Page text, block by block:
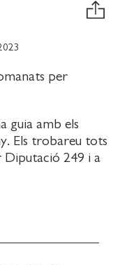
per
guia amb els
Els trobareu tots
Diputació 249 i a